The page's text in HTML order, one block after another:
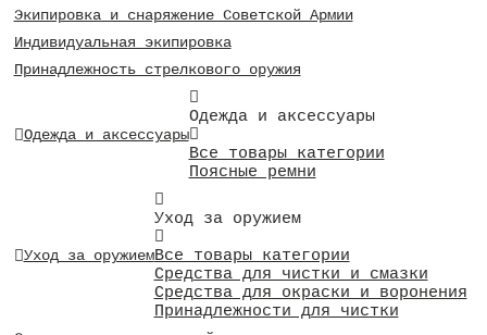
Экипировка и снаряжение Советской Армии
Индивидуальная экипировка
Принадлежность стрелкового оружия
Одежда и аксессуары
Одежда и аксессуары
Все товары категории
Поясные ремни
Уход за оружием
Уход за оружием
Все товары категории
Средства для чистки и смазки
Средства для окраски и воронения
Принадлежности для чистки